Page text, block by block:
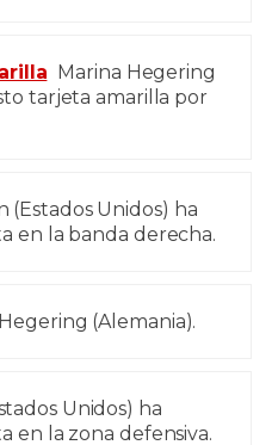
Marina Hegering
tarjeta amarilla por
(Estados Unidos) ha
en la banda derecha.
(Alemania).
Unidos) ha
en la zona defensiva.